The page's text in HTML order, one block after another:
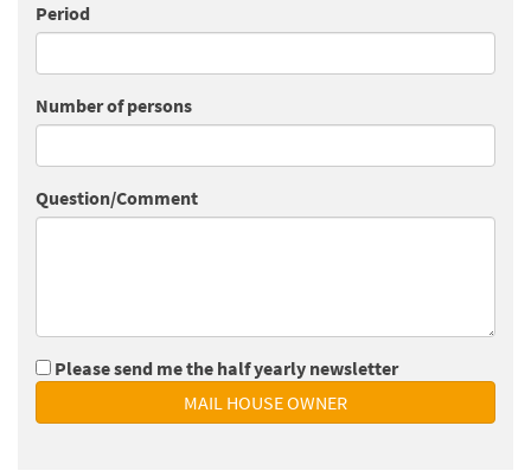
Period
Number of persons
Question/Comment
Please send me the half yearly newsletter
MAIL HOUSE OWNER